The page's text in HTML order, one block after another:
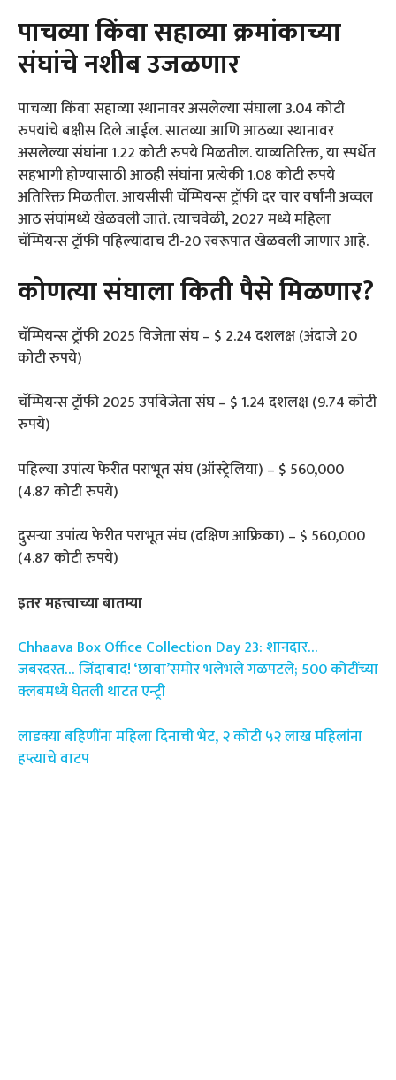
पाचव्या किंवा सहाव्या क्रमांकाच्या
संघांचे नशीब उजळणार
पाचव्या किंवा सहाव्या स्थानावर असलेल्या संघाला 3.04 कोटी
रुपयांचे बक्षीस दिले जाईल. सातव्या आणि आठव्या स्थानावर
असलेल्या संघांना 1.22 कोटी रुपये मिळतील. याव्यतिरिक्त, या स्पर्धेत
सहभागी होण्यासाठी आठही संघांना प्रत्येकी 1.08 कोटी रुपये
अतिरिक्त मिळतील. आयसीसी चॅम्पियन्स ट्रॉफी दर चार वर्षांनी अव्वल
आठ संघांमध्ये खेळवली जाते. त्याचवेळी, 2027 मध्ये महिला
चॅम्पियन्स ट्रॉफी पहिल्यांदाच टी-20 स्वरूपात खेळवली जाणार आहे.
कोणत्या संघाला किती पैसे मिळणार?
चॅम्पियन्स ट्रॉफी 2025 विजेता संघ – $ 2.24 दशलक्ष (अंदाजे 20
कोटी रुपये)
चॅम्पियन्स ट्रॉफी 2025 उपविजेता संघ – $ 1.24 दशलक्ष (9.74 कोटी
रुपये)
पहिल्या उपांत्य फेरीत पराभूत संघ (ऑस्ट्रेलिया) – $ 560,000
(4.87 कोटी रुपये)
दुसऱ्या उपांत्य फेरीत पराभूत संघ (दक्षिण आफ्रिका) – $ 560,000
(4.87 कोटी रुपये)
इतर महत्त्वाच्या बातम्या
Chhaava Box Office Collection Day 23: शानदार…
जबरदस्त… जिंदाबाद! ‘छावा’समोर भलेभले गळपटले; 500 कोटींच्या
क्लबमध्ये घेतली थाटत एन्ट्री
लाडक्या बहिणींना महिला दिनाची भेट, २ कोटी ५२ लाख महिलांना
हप्त्याचे वाटप